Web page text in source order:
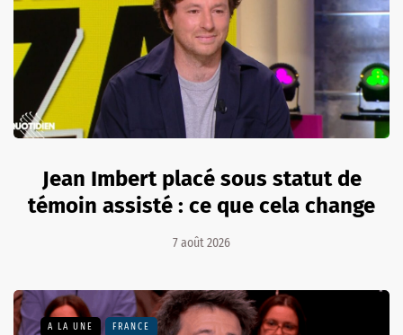
Jean Imbert placé sous statut de
témoin assisté : ce que cela change
7 août 2026
A LA UNE FRANCE